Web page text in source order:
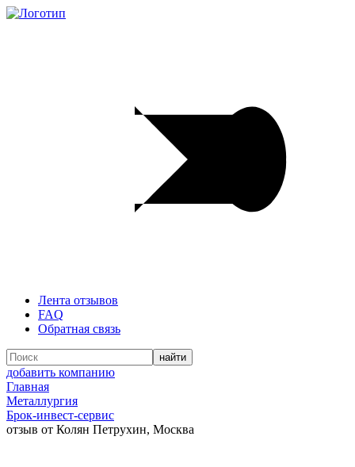
Лента отзывов
FAQ
Обратная связь
добавить компанию
Главная
Металлургия
Брок-инвест-сервис
отзыв от Колян Петрухин, Москва